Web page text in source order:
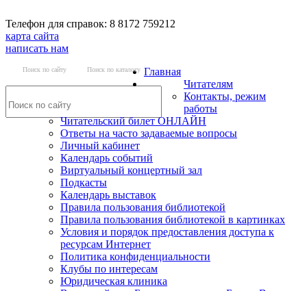
Телефон для справок: 8 8172 759212
карта сайта
написать нам
Поиск по сайту Поиск по каталогу Главная
Читателям
Контакты, режим
работы
Читательский билет ОНЛАЙН
Ответы на часто задаваемые вопросы
Личный кабинет
Календарь событий
Виртуальный концертный зал
Подкасты
Календарь выставок
Правила пользования библиотекой
Правила пользования библиотекой в картинках
Условия и порядок предоставления доступа к
ресурсам Интернет
Политика конфиденциальности
Клубы по интересам
Юридическая клиника